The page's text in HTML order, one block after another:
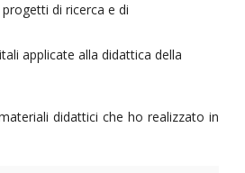
di ricerca e di
applicate alla didattica della
didattici che ho realizzato in